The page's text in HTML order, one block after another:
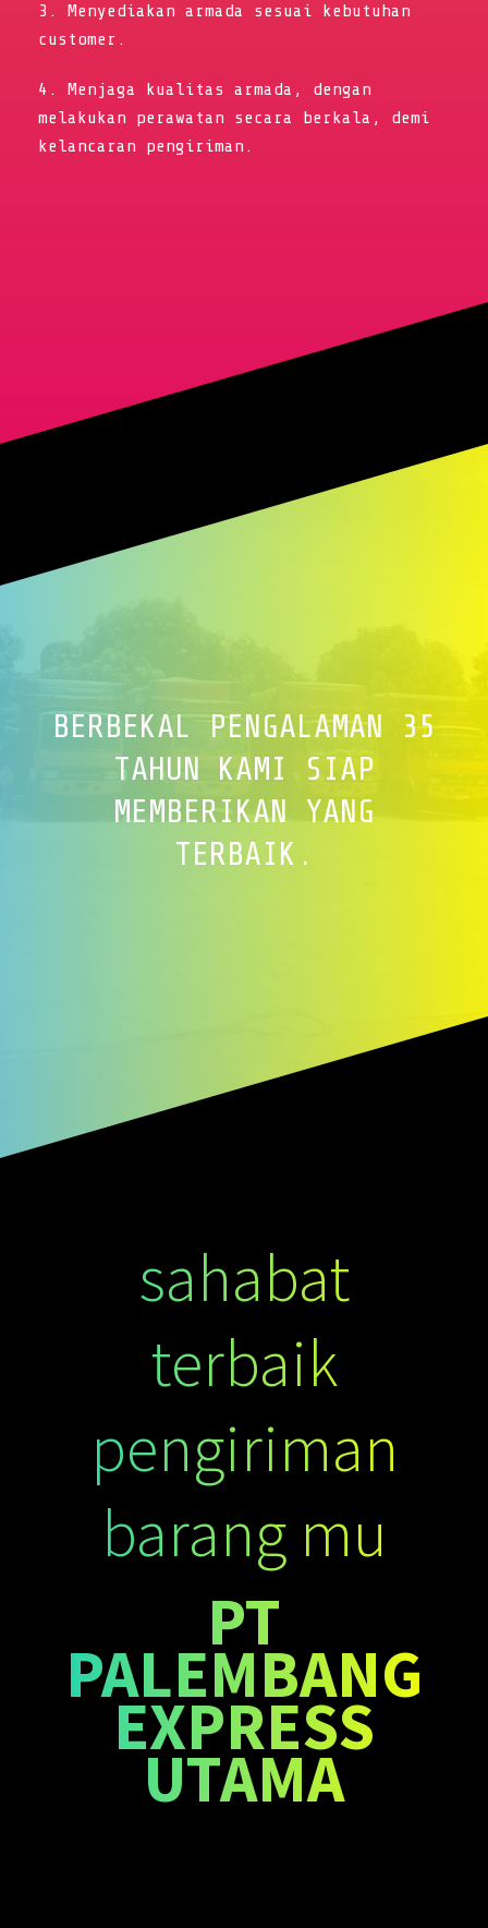
3. Menyediakan armada sesuai kebutuhan
customer.
4. Menjaga kualitas armada, dengan
melakukan perawatan secara berkala, demi
kelancaran pengiriman.
BERBEKAL PENGALAMAN 35
TAHUN KAMI SIAP
MEMBERIKAN YANG
TERBAIK.
sahabat
terbaik
pengiriman
barang mu
PT
PALEMBANG
EXPRESS
UTAMA